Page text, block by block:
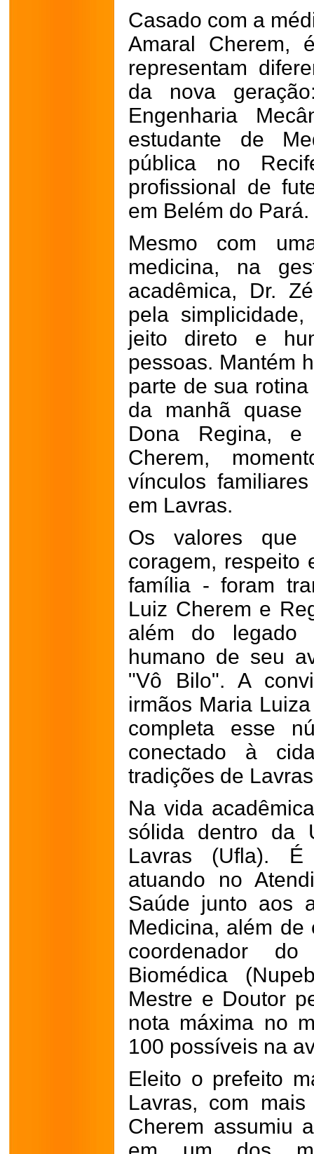
Casado com a
Amaral Cherem,
representam
da nova
Engenharia
estudante de
pública no
profissional de
em Belém do Pará.
Mesmo com
medicina, na
acadêmica, Dr.
pela
jeito direto e
pessoas. Mantém
parte de sua
da manhã
Dona Regina,
Cherem,
vínculos
em Lavras.
Os valores que
coragem, respeito
família - foram
Luiz Cherem e
além do legado
humano de seu
"Vô Bilo". A
irmãos Maria
completa esse
conectado à
tradições de
Na vida
sólida dentro da
Lavras (Ufla). É
atuando no
Saúde junto aos
Medicina, além
coordenador
Biomédica
Mestre e Doutor
nota máxima no
100 possíveis na
Eleito o prefeito
Lavras, com
Cherem assumiu